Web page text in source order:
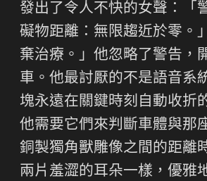
發出了令人不快的女聲：「
礙物距離：無限趨近於零。
棄治療。」他忽略了警告，
車。他最討厭的不是語音系
塊永遠在關鍵時刻自動收折
他需要它們來判斷車體與那
銅製獨角獸雕像之間的距離
兩片羞澀的耳朵一樣，優雅